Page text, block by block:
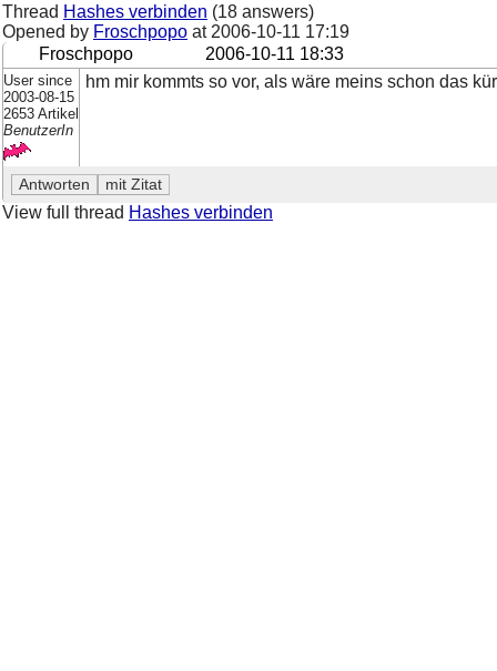
Thread Hashes verbinden (18 answers)
Opened by Froschpopo at 2006-10-11 17:19
Froschpopo
2006-10-11 18:33
User since
2003-08-15
2653 Artikel
BenutzerIn
hm mir kommts so vor, als wäre meins schon das
View full thread Hashes verbinden